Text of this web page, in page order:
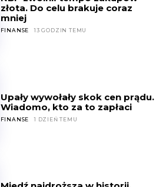
złota. Do celu brakuje coraz
mniej
FINANSE 13 GODZIN TEMU
Upały wywołały skok cen prądu.
Wiadomo, kto za to zapłaci
FINANSE 1 DZIEŃ TEMU